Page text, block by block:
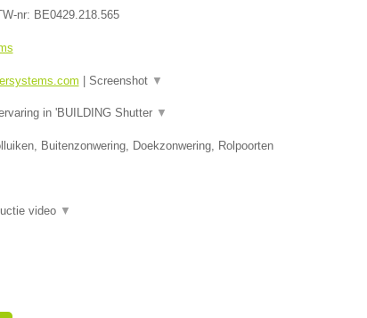
nr: BE0429.218.565
Screenshot ▼
in 'BUILDING Shutter ▼
Buitenzonwering, Doekzonwering, Rolpoorten
video ▼